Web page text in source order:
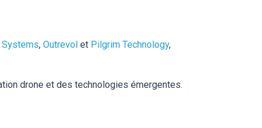
, Outrevol et Pilgrim Technology,
drone et des technologies émergentes.